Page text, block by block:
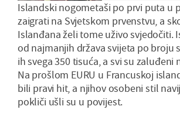
Islandski nogometaši po prvi puta u
zaigrati na Svjetskom prvenstvu, a
Islanđana želi tome uživo svjedočiti.
od najmanjih država svijeta po broju
ih svega 350 tisuća, a svi su zaluđeni
Na prošlom EURU u Francuskoj
bili pravi hit, a njihov osobeni stil
pokliči ušli su u povijest.